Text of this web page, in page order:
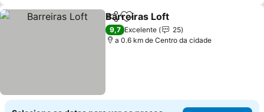
PartilharAdicionar aos favoritos
Barreiras Loft
9,7 Excelente
25
a 0.6 km de Centro da cidade